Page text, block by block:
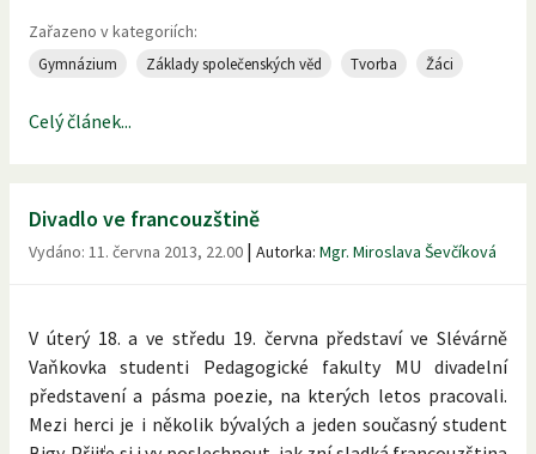
Zařazeno v kategoriích:
Gymnázium Základy společenských věd Tvorba Žáci
Celý článek...
Divadlo ve francouzštině
Vydáno: 11. června 2013, 22.00 | Autorka: Mgr. Miroslava Ševčíková
V úterý 18. a ve středu 19. června představí ve Slévárně
Vaňkovka studenti Pedagogické fakulty MU divadelní
představení a pásma poezie, na kterých letos pracovali.
Mezi herci je i několik bývalých a jeden současný student